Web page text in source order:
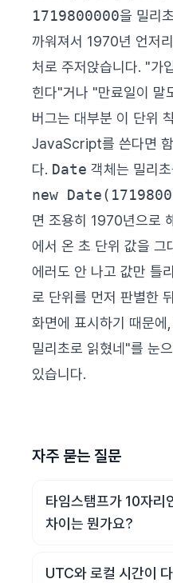
1719800000을 밀리
까워져서 1970년 언저
처로 주저앉습니다. "가
힌다"거나 "만료일이 말
버그는 대부분 이 단위
JavaScript를 쓴다면 함
다. Date 객체는 밀리
new
면 조용히 1970년으로
에서 온 초 단위 값을 그
에러도 안 나고 값만 틀
로 단위를 먼저 판별한
화면에 표시하기 때문
밀리초로 읽혔네"를 눈
있습니다.
자주 묻는 질문
타임스탬프가 10자리
차이는 뭔가요?
UTC와 로컬 시간이